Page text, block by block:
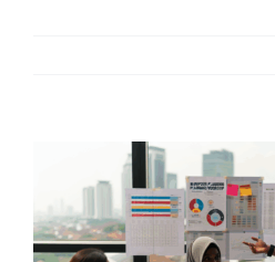
Larger
Image